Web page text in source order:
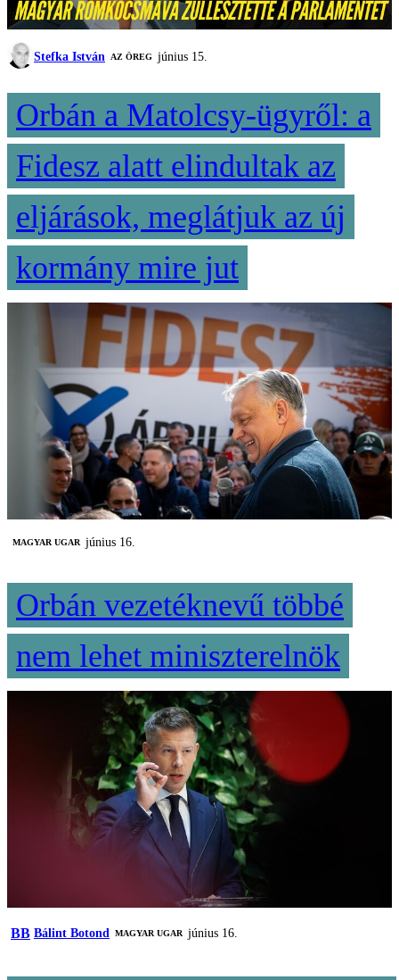
Stefka István AZ ÖREG június 15.
Orbán a Matolcsy-ügyről: a
Fidesz alatt elindultak az
eljárások, meglátjuk az új
kormány mire jut
MAGYAR UGAR június 16.
Orbán vezetéknevű többé
nem lehet miniszterelnök
BB Bálint Botond MAGYAR UGAR június 16.